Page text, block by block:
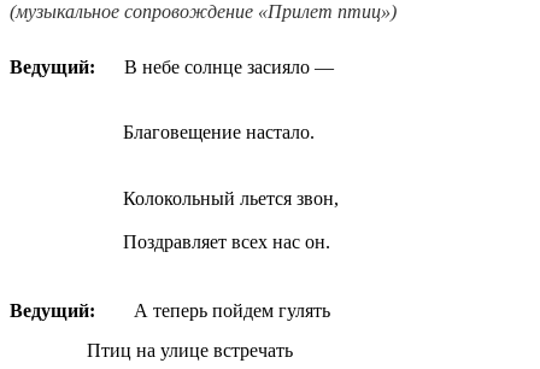
(музыкальное сопровождение «Прилет птиц»)
Ведущий: В небе солнце засияло —
Благовещение настало.
Колокольный льется звон,
Поздравляет всех нас он.
Ведущий: А теперь пойдем гулять
Птиц на улице встречать